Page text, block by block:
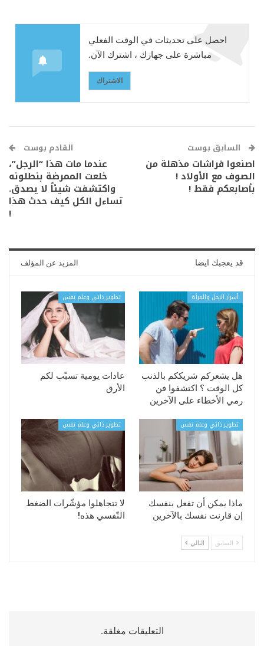
احصل على تحديثات في الوقت الفعلي
مباشرة على جهازك ، اشترك الآن.
الاشتراك
السابق بوست
اصنعوا فراشات مذهلة من
الصوف مع الأولاد !
بأصابعكم فقط !
القادم بوست
عندما مات هذا “الرجل”،
خلعت الممرضة بنطلونه
واكتشفت شيئاً لا يصدق.
تساءل الكل كيف حدث هذا
!
قد يعجبك ايضا المزيد عن المؤلف
أسرار الرجل والمرأة
هل يشعركم شريككم بالذنب
كل الوقت ؟ اكتشفوا فن
رمي الأخطاء على الآخرين
تطوير ذاتي وعلم نفس
عادات يومية تسبّب لكم
الأرق
تطوير ذاتي وعلم نفس
ماذا يمكن أن تفعل بنفسك
إن قارنت نفسك بالآخرين
تطوير ذاتي وعلم نفس
لا تتجاهلوا مؤشّرات الضغط
النّفسي هذه!
السابق التالي
التعليقات مغلقة.